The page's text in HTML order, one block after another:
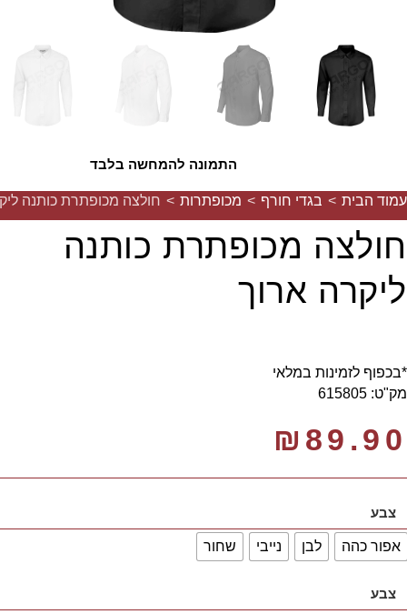
התמונה להמחשה בלבד
עמוד הבית > בגדי חורף > מכופתרות > חולצה מכופתרת כותנה
חולצה מכופתרת כותנה
ליקרה ארוך
*בכפוף לזמינות במלאי
מק"ט: 615805
₪ 89.90
צבע
אפור כהה לבן נייבי שחור
צבע